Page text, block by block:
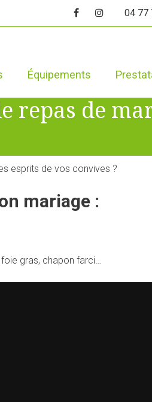
04
Équipements
repas de
esprits de vos convives ?
mariage :
gras, chapon farci…